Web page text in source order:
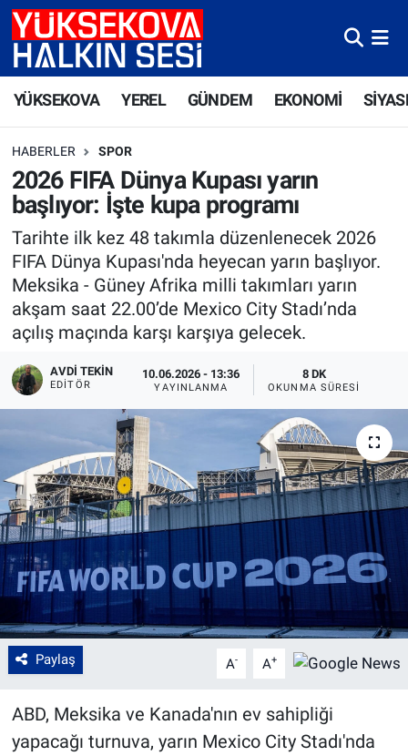
YÜKSEKOVA YEREL GÜNDEM EKONOMİ
HABERLER SPOR
2026 FIFA Dünya Kupası yarın
başlıyor: İşte kupa programı
Tarihte ilk kez 48 takımla düzenlenecek 2026
FIFA Dünya Kupası'nda heyecan yarın başlıyor.
Meksika - Güney Afrika milli takımları yarın
akşam saat 22.00’de Mexico City Stadı’nda
açılış maçında karşı karşıya gelecek.
AVDI TEKIN
EDITÖR
10.06.2026 - 13:36
YAYINLANMA
8 DK
OKUNMA SÜRESI
Paylaş A- A+
ABD, Meksika ve Kanada'nın ev sahipliği
yapacağı turnuva, yarın Mexico City Stadı'nda
Yüksekova Nöbetçi Eczaneler
Yüksekova Trafik Yoğunluk Haritası
Süper Lig Puan Durumu ve Fikstür
Tüm Manşetler
Son Dakika Haberleri
Haber Arşivi